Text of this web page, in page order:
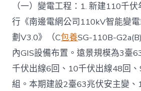
（一）變電工程：1. 新建110千
行《南邊電網公司110kV智能變
劃V3.0》（C包養SG-110B-
內GIS設備布置。遠景規模為3臺
千伏出線6回、10千伏出線48回
組。本期建設2臺63兆伏安主變、